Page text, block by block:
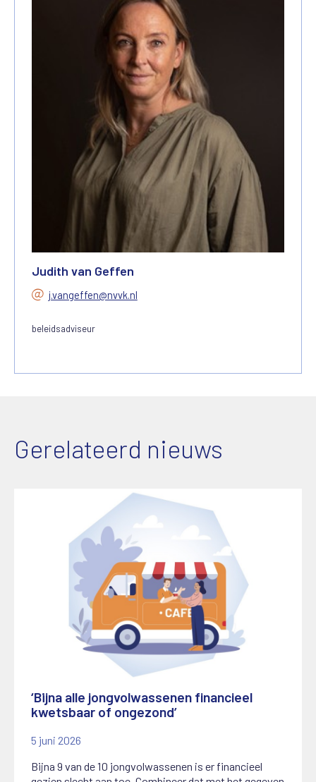
Judith van Geffen
j.vangeffen@nvvk.nl
beleidsadviseur
Gerelateerd nieuws
‘Bijna alle jongvolwassenen financieel
kwetsbaar of ongezond’
5 juni 2026
Bijna 9 van de 10 jongvolwassenen is er financieel